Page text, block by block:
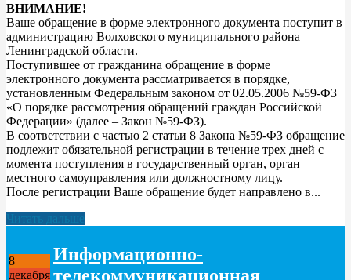
ВНИМАНИЕ!
Ваше обращение в форме электронного документа поступит в
администрацию Волховского муниципального района
Ленинградской области.
Поступившее от гражданина обращение в форме
электронного документа рассматривается в порядке,
установленным Федеральным законом от 02.05.2006 №59-ФЗ
«О порядке рассмотрения обращений граждан Российской
Федерации» (далее – Закон №59-ФЗ).
В соответствии с частью 2 статьи 8 Закона №59-ФЗ обращение
подлежит обязательной регистрации в течение трех дней с
момента поступления в государственный орган, орган
местного самоуправления или должностному лицу.
После регистрации Ваше обращение будет направлено в...
Читать дальше
8
декабря
Информационно-
телекоммуникационная